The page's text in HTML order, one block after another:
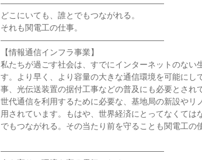
――――――――――――――――――――
どこにいても、誰とでもつながれる。
それも関電工の仕事。
――――――――――――――――――――
【情報通信インフラ事業】
私たちが過ごす社会は、すでにインターネットのない
す。より早く、より容量の大きな通信環境を可能に
事、光伝送装置の据付工事などの普及にも必要とさ
世代通信を利用するために必要な、基地局の新設や
用されています。もはや、世界経済にとってなくて
でもつながれる。その当たり前を守ることも関電工の
――――――――――――――――――――